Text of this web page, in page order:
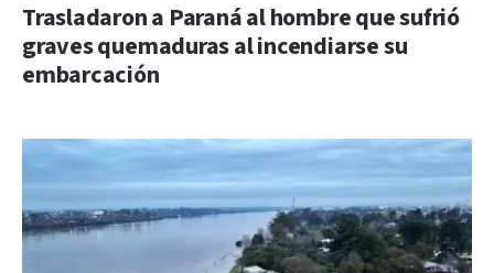
Trasladaron a Paraná al hombre que sufrió
graves quemaduras al incendiarse su
embarcación